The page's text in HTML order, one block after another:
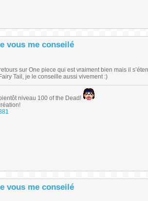
vous me conseilé
sur One piece qui est vraiment bien mais il
Tail, je le conseille aussi vivement :)
niveau 100 of the Dead!
vous me conseilé